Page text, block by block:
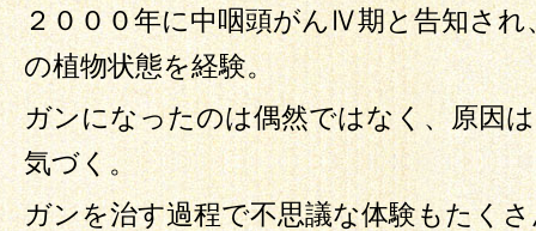
２０００年に中咽頭がんⅣ期と告知され
の植物状態を経験。
ガンになったのは偶然ではなく、原因
気づく。
ガンを治す過程で不思議な体験もたく